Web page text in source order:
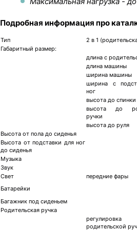
Подробная информация про
Тип 2 в 1
Габаритный размер:
длина с
длина машины
ширина машины
ширина с
ног
высота до спинки
высота до
ручки
высота до руля
Высота от пола до сиденья
Высота от подставки для ног
до сиденья
Музыка
Звук
Свет
передние фары
Батарейки
Багажник под сиденьем
Родительская ручка
родительской